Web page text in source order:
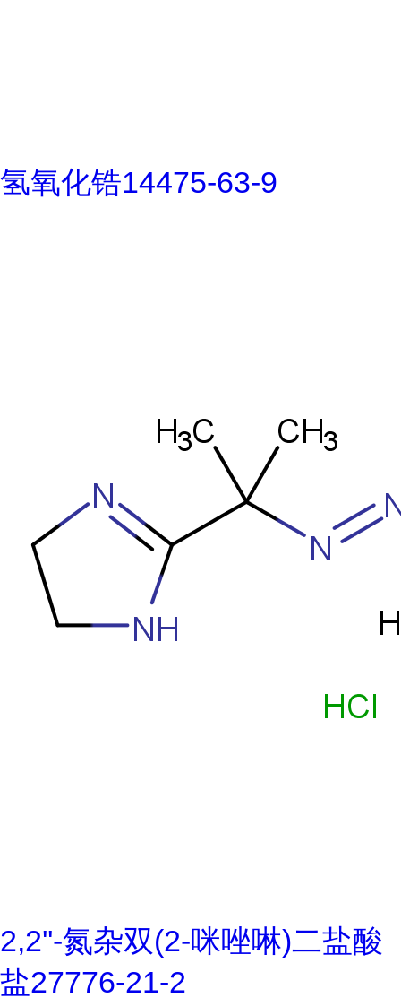
氢氧化锆14475-63-9
2,2''-氮杂双(2-咪唑啉)二盐酸
盐27776-21-2